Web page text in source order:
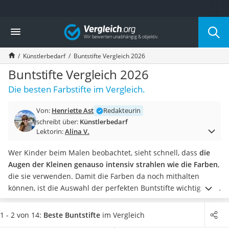
Die beliebtesten Vergleiche nach Kategorie
Freizeit & Sport
Gartentrampolin
Trampolin
Metalldetektor
Eufab-Fahrradträger
Trampolin 366 cm
Aluminium-Koffer
Futterboot
E-Bike-Dreirad
Trekkingschuhe Herren
Reisetasche mit Rollen
Klimmzugstation
Koffer
Nachtsichtgerät
Vergleich
Künstlerbedarf Buntstifte Vergleich 2026
Buntstifte Vergleich 2026
Die besten Farbstifte im Vergleich.
Von: Henriette Ast
Redakteurin
schreibt über: Künstlerbedarf
Lektorin:Alina V.
Wer Kinder beim Malen beobachtet, sieht schnell, dass die
Augen der Kleinen genauso intensiv strahlen wie die Farben,
die sie verwenden. Damit die Farben da noch mithalten
können, ist die Auswahl der perfekten Buntstifte wichtig. Soll
sich Ihr Kind variantenreich austoben, empfehlen wir Stifte,
dienicht nur zum Malen, sondern auch zum Ausmalen oder
1 - 2 von 14: Beste Buntstifte im Vergleich